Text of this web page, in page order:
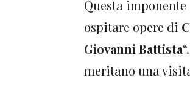
Questa
ospitare opere di
Giovanni Battista
meritano una